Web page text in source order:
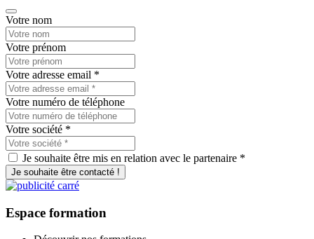
Votre nom
Votre prénom
Votre adresse email *
Votre numéro de téléphone
Votre société *
Je souhaite être mis en relation avec le partenaire *
Je souhaite être contacté !
Espace formation